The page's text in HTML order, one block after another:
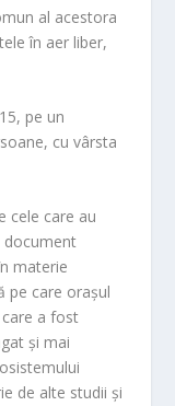
al acestora
în aer liber,
pe un
cu vârsta
cele care au
document
materie
pe care orașul
a fost
și mai
de alte studii și